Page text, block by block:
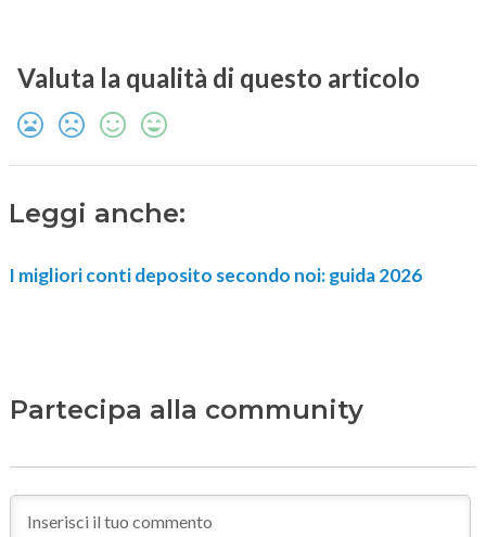
Valuta la qualità di questo articolo
Leggi anche:
I migliori conti deposito secondo noi: guida 2026
Partecipa alla community